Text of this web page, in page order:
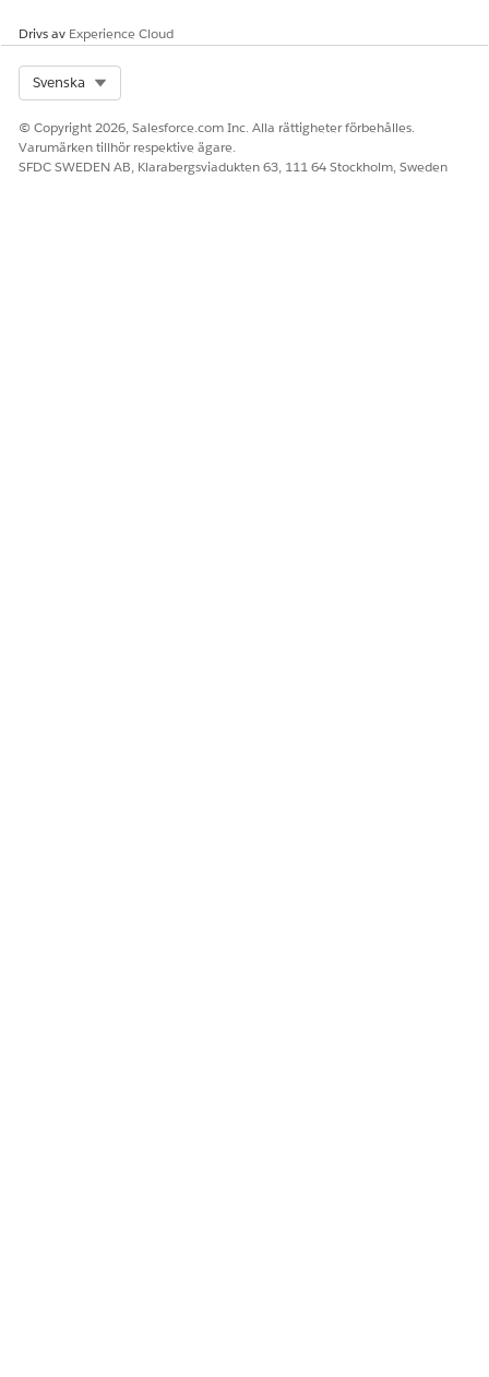
Drivs av Experience Cloud
Svenska
© Copyright 2026, Salesforce.com Inc. Alla rättigheter förbehålles.
Varumärken tillhör respektive ägare.
SFDC SWEDEN AB, Klarabergsviadukten 63, 111 64 Stockholm, Sweden